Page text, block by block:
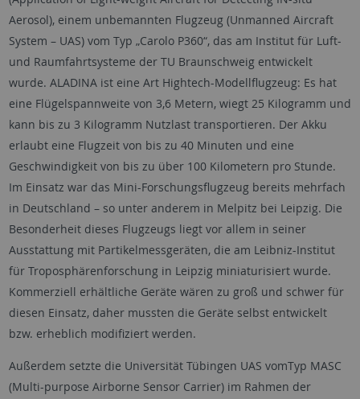
Aerosol), einem unbemannten Flugzeug (Unmanned Aircraft
System – UAS) vom Typ „Carolo P360“, das am Institut für Luft-
und Raumfahrtsysteme der TU Braunschweig entwickelt
wurde. ALADINA ist eine Art Hightech-Modellflugzeug: Es hat
eine Flügelspannweite von 3,6 Metern, wiegt 25 Kilogramm und
kann bis zu 3 Kilogramm Nutzlast transportieren. Der Akku
erlaubt eine Flugzeit von bis zu 40 Minuten und eine
Geschwindigkeit von bis zu über 100 Kilometern pro Stunde.
Im Einsatz war das Mini-Forschungsflugzeug bereits mehrfach
in Deutschland – so unter anderem in Melpitz bei Leipzig. Die
Besonderheit dieses Flugzeugs liegt vor allem in seiner
Ausstattung mit Partikelmessgeräten, die am Leibniz-Institut
für Troposphärenforschung in Leipzig miniaturisiert wurde.
Kommerziell erhältliche Geräte wären zu groß und schwer für
diesen Einsatz, daher mussten die Geräte selbst entwickelt
bzw. erheblich modifiziert werden.
Außerdem setzte die Universität Tübingen UAS vomTyp MASC
(Multi-purpose Airborne Sensor Carrier) im Rahmen der